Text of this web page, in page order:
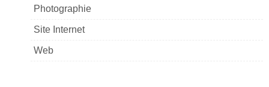
Photographie
Site Internet
Web